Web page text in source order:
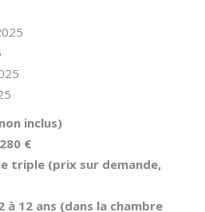
inclus)
€
triple (prix sur demande,
à 12 ans (dans la chambre